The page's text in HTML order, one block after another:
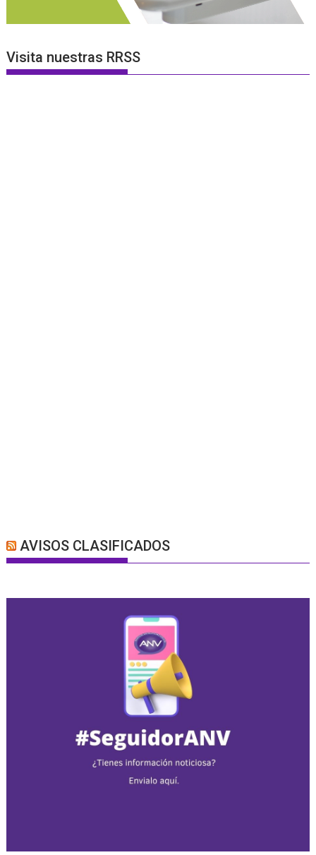
Visita nuestras RRSS
AVISOS CLASIFICADOS